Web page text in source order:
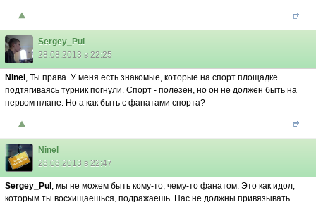
Sergey_Pul
28.08.2013 в 22:25
Ninel , Ты права. У меня есть знакомые, которые на спорт площадке
подтягиваясь турник погнули. Спорт - полезен, но он не должен быть на
первом плане. Но а как быть с фанатами спорта?
Ninel
28.08.2013 в 22:47
Sergey_Pul , мы не можем быть кому-то, чему-то фанатом. Это как идол,
которым ты восхищаешься, подражаешь. Нас не должны привязывать